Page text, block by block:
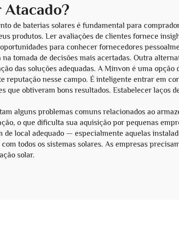
de baterias solares é fundamental para
produtos. Ler avaliações de clientes fornece
para conhecer fornecedores
tomada de decisões mais acertadas. Outra
das soluções adequadas. A Minvon é uma
reputação nesse campo. É inteligente entrar em
obtiveram bons resultados. Estabelecer laços
alguns problemas comuns relacionados ao
o que dificulta sua aquisição por pequenas
local adequado — especialmente aquelas
todos os sistemas solares. As empresas
solar.